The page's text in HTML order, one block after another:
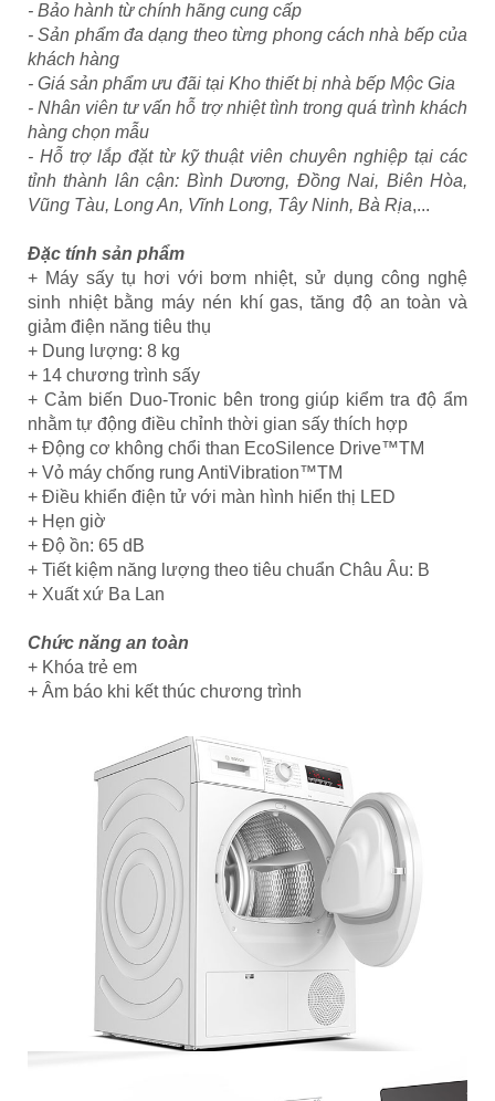
- Bảo hành từ chính hãng cung cấp
- Sản phẩm đa dạng theo từng phong cách nhà bếp của
khách hàng
- Giá sản phẩm ưu đãi tại Kho thiết bị nhà bếp Mộc Gia
- Nhân viên tư vấn hỗ trợ nhiệt tình trong quá trình khách
hàng chọn mẫu
- Hỗ trợ lắp đặt từ kỹ thuật viên chuyên nghiệp tại các
tỉnh thành lân cận: Bình Dương, Đồng Nai, Biên Hòa,
Vũng Tàu, Long An, Vĩnh Long, Tây Ninh, Bà Rịa,...
Đặc tính sản phẩm
+ Máy sấy tụ hơi với bơm nhiệt, sử dụng công nghệ
sinh nhiệt bằng máy nén khí gas, tăng độ an toàn và
giảm điện năng tiêu thụ
+ Dung lượng: 8 kg
+ 14 chương trình sấy
+ Cảm biến Duo-Tronic bên trong giúp kiểm tra độ ẩm
nhằm tự động điều chỉnh thời gian sấy thích hợp
+ Động cơ không chổi than EcoSilence Drive™TM
+ Vỏ máy chống rung AntiVibration™TM
+ Điều khiển điện tử với màn hình hiển thị LED
+ Hẹn giờ
+ Độ ồn: 65 dB
+ Tiết kiệm năng lượng theo tiêu chuẩn Châu Âu: B
+ Xuất xứ Ba Lan
Chức năng an toàn
+ Khóa trẻ em
+ Âm báo khi kết thúc chương trình